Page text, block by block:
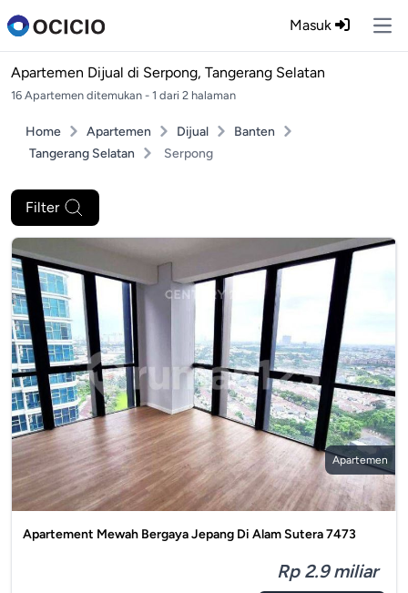
Masuk
Apartemen Dijual di Serpong, Tangerang Selatan
16 Apartemen ditemukan - 1 dari 2 halaman
Home Apartemen Dijual
Banten
Tangerang Selatan
Serpong
Filter
Apartemen
Apartement Mewah Bergaya Jepang Di Alam Sutera 7473
Rp 2.9 miliar